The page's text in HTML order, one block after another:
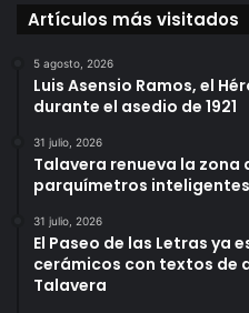
Artículos más visitados
5 agosto, 2026
Luis Asensio Ramos, el
durante el asedio de 1921
31 julio, 2026
Talavera renueva la zona
parquímetros
31 julio, 2026
El Paseo de las Letras ya
cerámicos con textos de
Talavera